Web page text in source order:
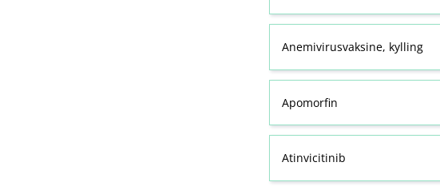
Anemivirusvaksine, kylling
Apomorfin
Atinvicitinib